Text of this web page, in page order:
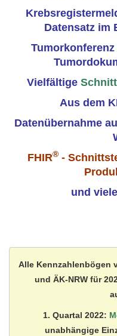
Datensatz im
Vielfältige
Aus dem
Datenübernahme
FHIR® -
und
Alle Kennzahlenbögen
und ÄK-NRW für
1. Quartal 2022:
unabhängige